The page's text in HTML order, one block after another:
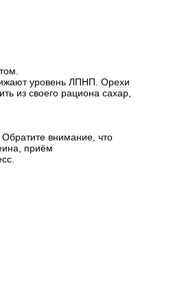
уровень ЛПНП. Орехи
из своего рациона сахар,
внимание, что
приём